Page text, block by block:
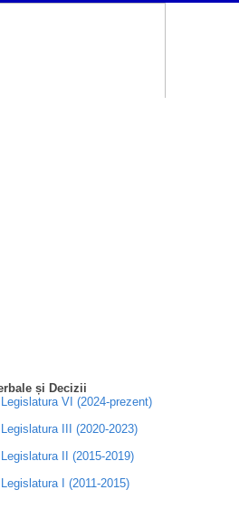
și Decizii
Legislatura VI (2024-prezent)
Legislatura III (2020-2023)
Legislatura II (2015-2019)
Legislatura I (2011-2015)